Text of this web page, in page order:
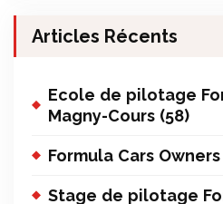
Articles Récents
Ecole de pilotage
Magny-Cours (58)
Formula Cars
Stage de pilotage